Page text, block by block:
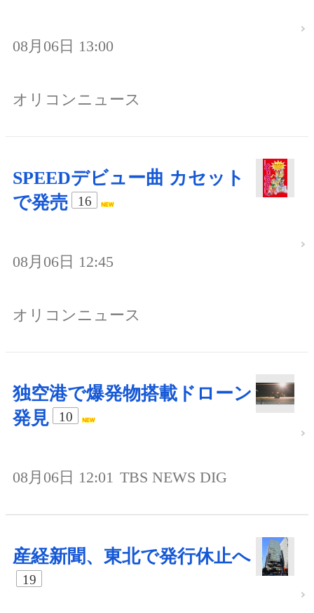
08月06日 13:00
オリコンニュース
SPEEDデビュー曲 カセット
で発売
16
08月06日 12:45
オリコンニュース
独空港で爆発物搭載ドローン
発見
10
08月06日 12:01 TBS NEWS DIG
産経新聞、東北で発行休止へ
19